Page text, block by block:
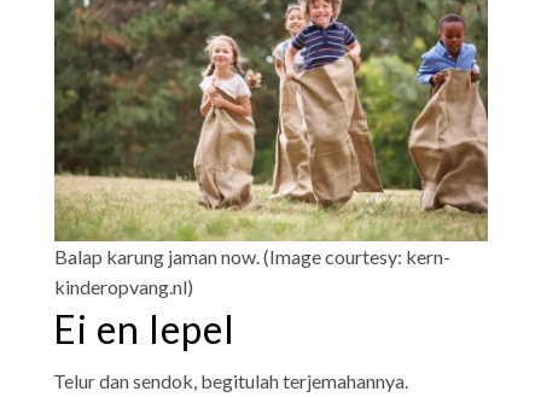
Balap karung jaman now. (Image courtesy: kern-
kinderopvang.nl)
Ei en lepel
Telur dan sendok, begitulah terjemahannya.